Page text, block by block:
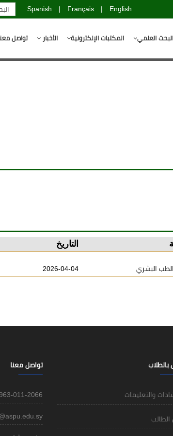
English
|
Français
|
Spanish
البحث العلمي المكتبات الإلكترونية الأخبار تواصل
التاريخ
البشري 2026-04-04
والتعليمات
الطالب
تواصل معنا
011-2066